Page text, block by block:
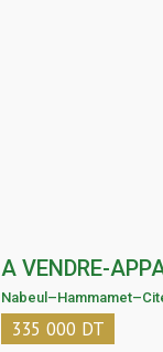
A VENDRE-
Nabeul –Hammamet–
335 000 DT